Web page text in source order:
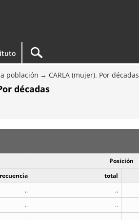
población CARLA (mujer). Por décadas
décadas
Posición
total
..
..
..
..